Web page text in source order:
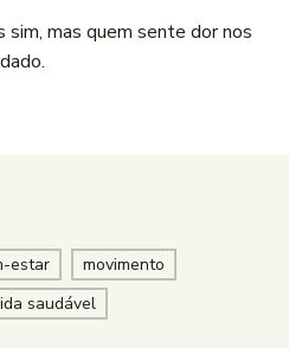
sim, mas quem sente dor nos
estar
movimento
saudável